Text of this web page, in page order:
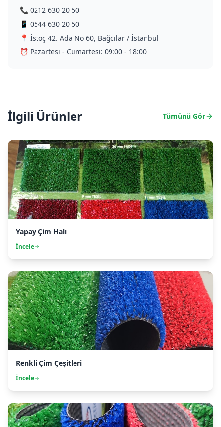
📞 0212 630 20 50
📱 0544 630 20 50
📍 İstoç 42. Ada No 60, Bağcılar / İstanbul
⏰ Pazartesi - Cumartesi: 09:00 - 18:00
İlgili Ürünler Tümünü Gör
Yapay Çim Halı
İncele
Renkli Çim Çeşitleri
İncele